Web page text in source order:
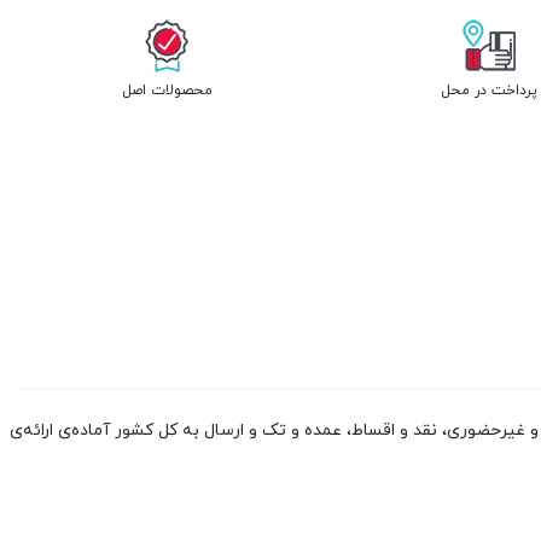
پرداخت در محل محصولات اصل
از چین و دوبی، به صورت حضوری و غیرحضوری، نقد و اقساط، عمده و تک و ارسال به کل کشور آماده‌ی ارائه‌ی